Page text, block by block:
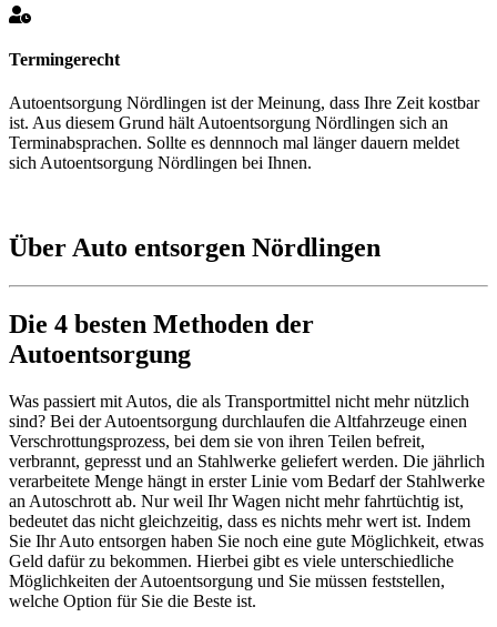
Termingerecht
Autoentsorgung Nördlingen ist der Meinung, dass Ihre Zeit kostbar
ist. Aus diesem Grund hält Autoentsorgung Nördlingen sich an
Terminabsprachen. Sollte es dennnoch mal länger dauern meldet
sich Autoentsorgung Nördlingen bei Ihnen.
Über Auto entsorgen Nördlingen
Die 4 besten Methoden der
Autoentsorgung
Was passiert mit Autos, die als Transportmittel nicht mehr nützlich
sind? Bei der Autoentsorgung durchlaufen die Altfahrzeuge einen
Verschrottungsprozess, bei dem sie von ihren Teilen befreit,
verbrannt, gepresst und an Stahlwerke geliefert werden. Die jährlich
verarbeitete Menge hängt in erster Linie vom Bedarf der Stahlwerke
an Autoschrott ab. Nur weil Ihr Wagen nicht mehr fahrtüchtig ist,
bedeutet das nicht gleichzeitig, dass es nichts mehr wert ist. Indem
Sie Ihr Auto entsorgen haben Sie noch eine gute Möglichkeit, etwas
Geld dafür zu bekommen. Hierbei gibt es viele unterschiedliche
Möglichkeiten der Autoentsorgung und Sie müssen feststellen,
welche Option für Sie die Beste ist.